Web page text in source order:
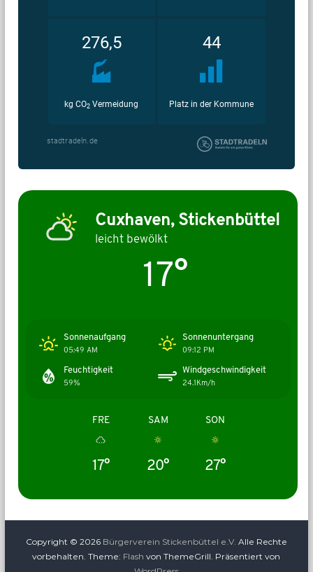
Cuxhaven, Stickenbüttel
leicht bewölkt
17°
Sonnenaufgang
05:49 AM
Sonnenuntergang
09:12 PM
Feuchtigkeit
59%
Windgeschwindigkeit
24.1Km/h
FRE
17°
SAM
20°
SON
27°
Copyright © 2026 Bürgerverein Stickenbüttel e.V. Alle Rechte
vorbehalten. Theme: Flash von ThemeGrill. Präsentiert von